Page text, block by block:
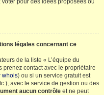
pour des idées proposées ou
légales concernant ce
de la liste « L’équipe du
prenez contact avec le propriétaire
whois) ou si un service gratuit est
avec le service de gestion ou des
aucun contrôle et ne peut